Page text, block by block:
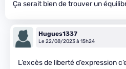
Ça serait bien de trouver un
Hugues1337
Le 22/08/2023 à 15h24
L’excès de liberté d’expression